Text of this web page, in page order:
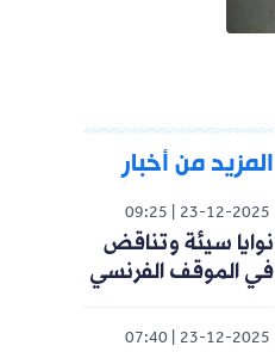
المزيد من أخبار
23-12-2025
09:25
نوايا سيئة وتناقض
في الموقف الفرنسي
23-12-2025
07:40